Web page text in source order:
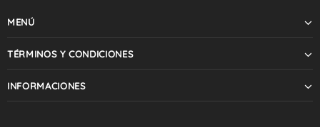
MENÚ
TÉRMINOS Y CONDICIONES
INFORMACIONES